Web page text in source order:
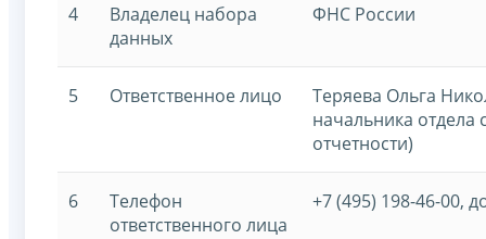
4
Владелец набора
данных
ФНС России
5 Ответственное лицо
Теряева Ольга
начальника отдела
отчетности)
6
Телефон
ответственного лица
+7 (495) 198-46-00,